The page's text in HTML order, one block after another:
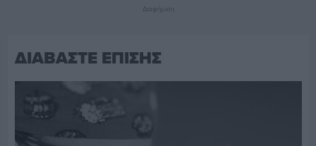
Διαφήμιση
ΔΙΑΒΑΣΤΕ ΕΠΙΣΗΣ